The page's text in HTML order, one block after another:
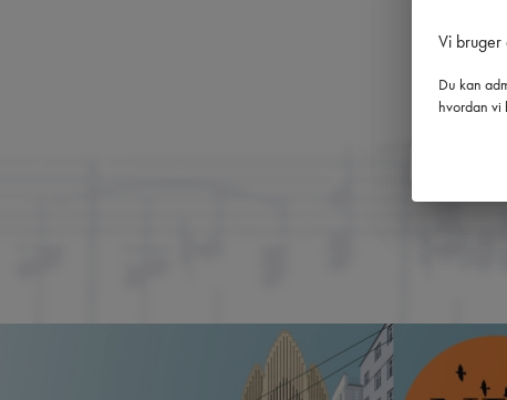
Vi bruger
Du kan
hvordan vi